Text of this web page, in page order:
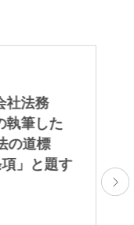
社法務
執筆した
の道標
」と題す
業